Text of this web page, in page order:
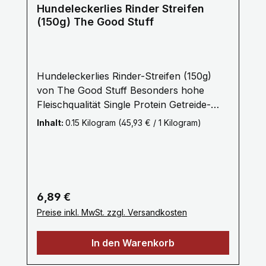
keine Fütterungsempfehlung:Als
Ergänzung zwischen täglichen
Mahlzeiten. Bitte stellen Sie Ihrem Hund
Hundeleckerlies Rinder Streifen
(150g) The Good Stuff
Hundeleckerlies Rinder-Streifen (150g)
von The Good Stuff Besonders hohe
Fleischqualität Single Protein Getreide-
und zuckerfrei Ohne künstliche Aromen,
der Veredelung über Buchenholzrauch.
Dieser Hundesnack ist ideal in
hundgerechte, feine Stückchen geformt
und dadurch besonders angenehm zu
kauen. Praktisch fürs Training oder für
unterwegs dank wiederverschließbarem
Inhalt: 0.15 Kilogram (45,93 € / 1 Kilogram)
Regulärer Preis:
6,89 €
Preise inkl. MwSt. zzgl. Versandkosten
In den Warenkorb